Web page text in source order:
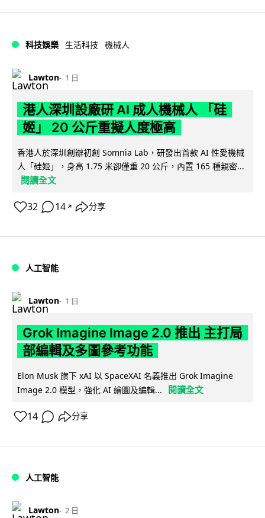
科技娛樂 生活科技 機械人
Lawton 1 日
港人深圳設廠研 AI 成人機械人 「硅
姬」 20 公斤重擬人度極高
香港人於深圳創辦初創 Somnia Lab，研發出首款 AI 性愛機械
人「硅姬」，身高 1.75 米卻僅重 20 公斤，內置 165 種親密...
閱讀全文
32 14 ↗ 分享
人工智能
Lawton 1 日
Grok Imagine Image 2.0 推出 主打局
部編輯及多圖參考功能
Elon Musk 旗下 xAI 以 SpaceXAI 名義推出 Grok Imagine
Image 2.0 模型，強化 AI 繪圖及編輯...
閱讀全文
14 分享
人工智能
Lawton 2 日